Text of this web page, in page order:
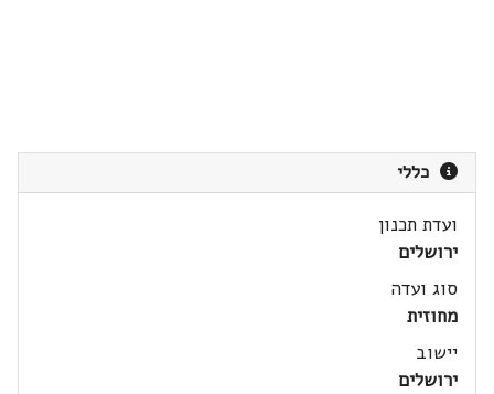
כללי
ועדת תכנון
ירושלים
סוג ועדה
מחוזית
יישוב
ירושלים